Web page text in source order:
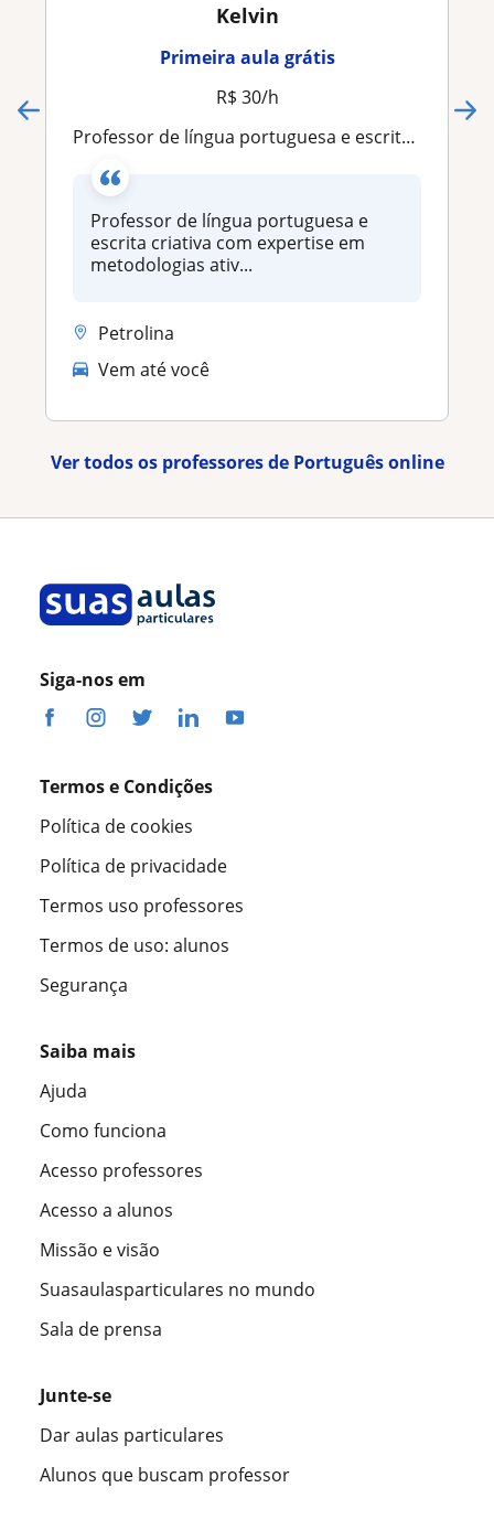
Kelvin
Primeira aula grátis
R$ 30/h
Professor de língua portuguesa e escrita criativa com expertise em metodologias ativas para os anos finais da educação básica
Professor de língua portuguesa e
escrita criativa com expertise em
metodologias ativ...
Petrolina
Vem até você
Ver todos os professores de Português online
Siga-nos em
Termos e Condições
Política de cookies
Política de privacidade
Termos uso professores
Termos de uso: alunos
Segurança
Saiba mais
Ajuda
Como funciona
Acesso professores
Acesso a alunos
Missão e visão
Suasaulasparticulares no mundo
Sala de prensa
Junte-se
Dar aulas particulares
Alunos que buscam professor